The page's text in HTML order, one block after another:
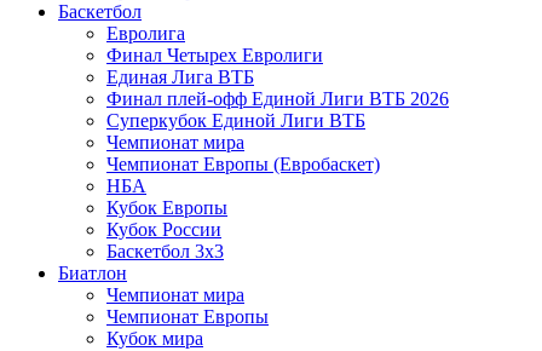
Баскетбол
Евролига
Финал Четырех Евролиги
Единая Лига ВТБ
Финал плей-офф Единой Лиги ВТБ 2026
Суперкубок Единой Лиги ВТБ
Чемпионат мира
Чемпионат Европы (Евробаскет)
НБА
Кубок Европы
Кубок России
Баскетбол 3х3
Биатлон
Чемпионат мира
Чемпионат Европы
Кубок мира